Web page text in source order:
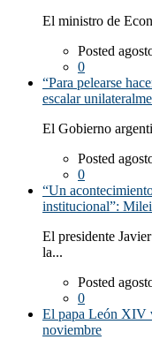
El ministro de
Posted
0
“Para pelearse
escalar
El Gobierno
Posted
0
“Un
institucional”:
El presidente
la...
Posted
0
El papa León XIV
noviembre